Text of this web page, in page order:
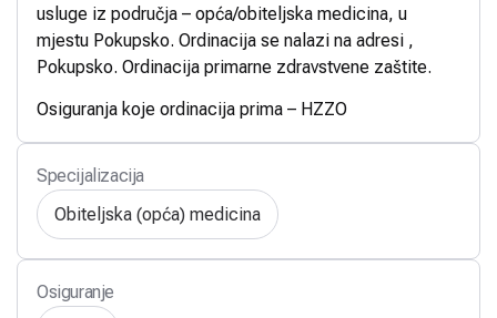
usluge iz područja – opća/obiteljska medicina, u
mjestu Pokupsko. Ordinacija se nalazi na adresi ,
Pokupsko. Ordinacija primarne zdravstvene zaštite.
Osiguranja koje ordinacija prima – HZZO
Specijalizacija
Obiteljska (opća) medicina
Osiguranje